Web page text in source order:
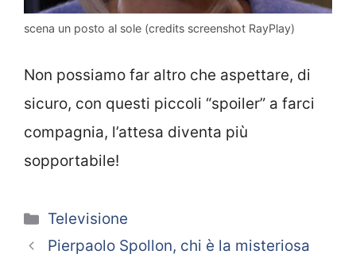
scena un posto al sole (credits screenshot RayPlay)
Non possiamo far altro che aspettare, di
sicuro, con questi piccoli “spoiler” a farci
compagnia, l’attesa diventa più
sopportabile!
Categorie
Televisione
Pierpaolo Spollon, chi è la misteriosa